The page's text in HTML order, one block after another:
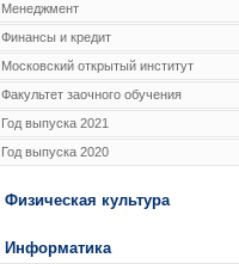
Менеджмент
Финансы и кредит
Московский открытый институт
Факультет заочного обучения
Год выпуска 2021
Год выпуска 2020
Физическая культура
Информатика